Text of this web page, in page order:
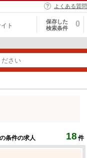
よくある質問
ト
保存した
検索条件
0
条件の求人 18 件